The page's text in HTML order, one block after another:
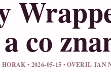
co
• 2026-05-15 • OVERIL JAN